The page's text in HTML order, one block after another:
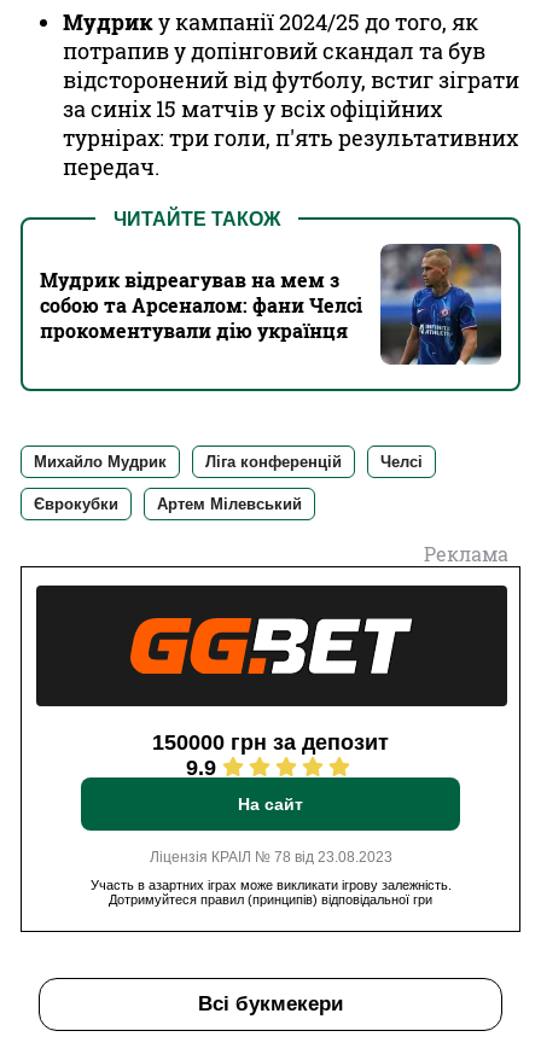
Мудрику кампанії 2024/25 до того, як
потрапив у допінговий скандал та був
відсторонений від футболу, встиг зіграти
за синіх 15 матчів у всіх офіційних
турнірах: три голи, п'ять результативних
передач.
ЧИТАЙТЕ ТАКОЖ
Мудрик відреагував на мем з
собою та Арсеналом: фани Челсі
прокоментували дію українця
Михайло Мудрик Ліга конференцій Челсі
Єврокубки Артем Мілевський
Реклама
150000 грн за депозит
9.9
На сайт
Ліцензія КРАІЛ № 78 від 23.08.2023
Участь в азартних іграх може викликати ігрову залежність.
Дотримуйтеся правил (принципів) відповідальної гри
Всі букмекери